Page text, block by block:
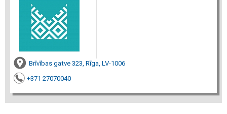
Brīvības gatve 323, Rīga, LV-1006
+371 27070040